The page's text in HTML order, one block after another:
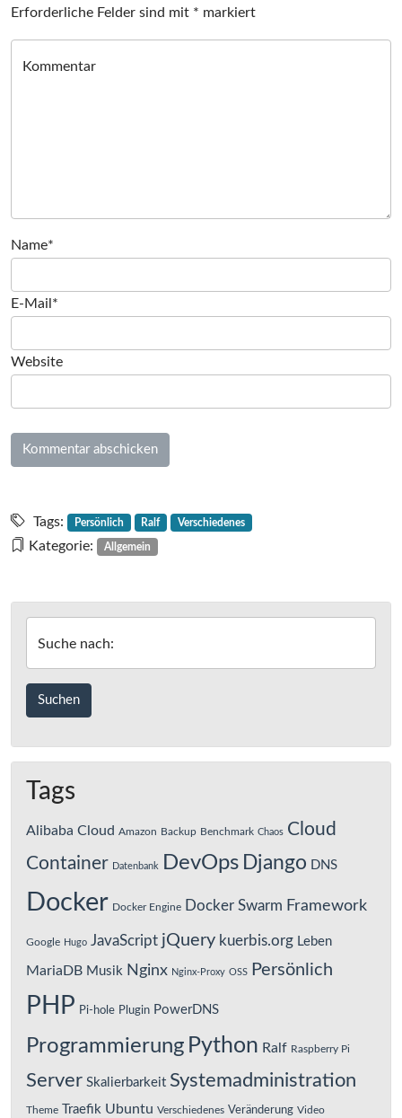
Erforderliche Felder sind mit * markiert
Kommentar
Name*
E-Mail*
Website
Tags: Persönlich Ralf Verschiedenes
Kategorie: Allgemein
Suche nach:
Tags
Alibaba Cloud Amazon Backup Benchmark Chaos Cloud
Container Datenbank DevOps Django DNS
Docker Docker Engine Docker Swarm Framework
Google Hugo JavaScript jQuery kuerbis.org Leben
MariaDB Musik Nginx Nginx-Proxy OSS Persönlich
PHP Pi-hole Plugin PowerDNS
Programmierung Python Ralf Raspberry Pi
Server Skalierbarkeit Systemadministration
Theme Traefik Ubuntu Verschiedenes Veränderung Video